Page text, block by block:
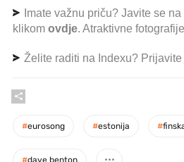
Imate važnu priču? Javite se na
klikom ovdje. Atraktivne
Želite raditi na Indexu? Prijavite
#eurosong #estonija #
#dave benton